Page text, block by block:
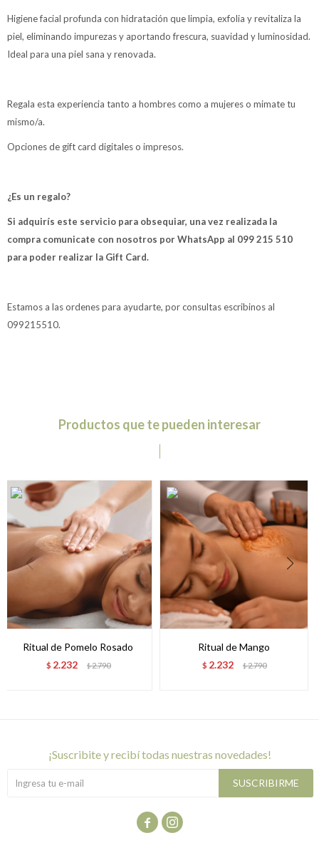
Higiene facial profunda con hidratación que limpia, exfolia y revitaliza la
piel, eliminando impurezas y aportando frescura, suavidad y luminosidad.
Ideal para una piel sana y renovada.
Regala esta experiencia tanto a hombres como a mujeres o mimate tu
mismo/a.
Opciones de gift card digitales o impresos.
¿Es un regalo?
Si adquirís este servicio para obsequiar, una vez realizada la
compra comunicate con nosotros por WhatsApp al 099 215 510
para poder realizar la Gift Card.
Estamos a las ordenes para ayudarte, por consultas escribinos al
099215510.
Productos que te pueden interesar
Ritual de Pomelo Rosado
$ 2.232 $2.790
Ritual de Mango
$ 2.232 $2.790
¡suscribite y recibí todas nuestras novedades!
SUSCRIBIRME
 